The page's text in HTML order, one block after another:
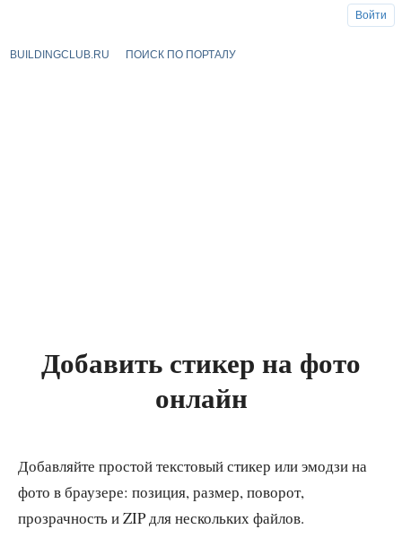
BUILDINGCLUB.RU ПОИСК ПО ПОРТАЛУ
Добавить стикер на фото
онлайн
Добавляйте простой текстовый стикер или эмодзи на
фото в браузере: позиция, размер, поворот,
прозрачность и ZIP для нескольких файлов.
Войти